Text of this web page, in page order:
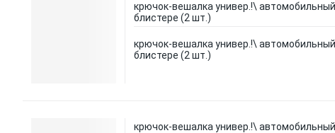
крючок-вешалка универ.!\
блистере (2 шт.)
крючок-вешалка универ.!\
блистере (2 шт.)
крючок-вешалка универ.!\